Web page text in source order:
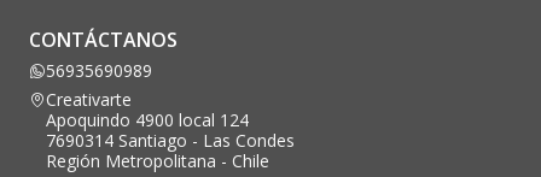
CONTÁCTANOS
56935690989
Creativarte
Apoquindo 4900 local 124
7690314 Santiago - Las Condes
Región Metropolitana - Chile